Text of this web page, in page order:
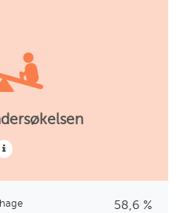
58,6 %